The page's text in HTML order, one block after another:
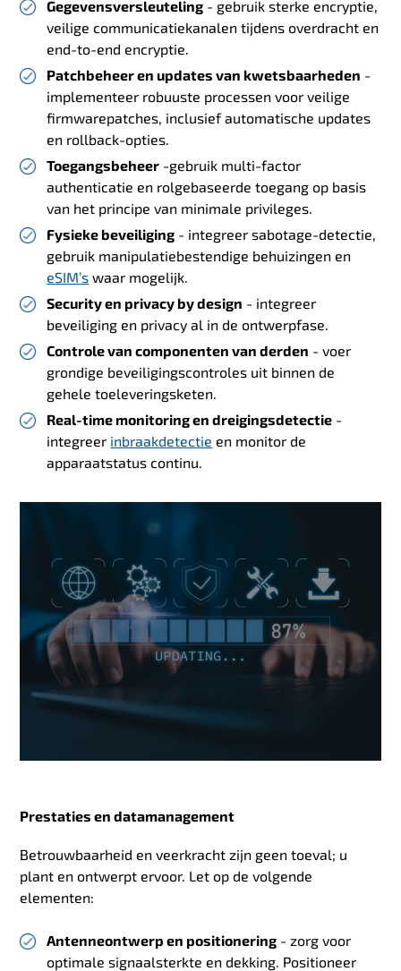
Gegevensversleuteling - gebruik sterke encryptie,
veilige communicatiekanalen tijdens overdracht en
end-to-end encryptie.
Patchbeheer en updates van kwetsbaarheden -
implementeer robuuste processen voor veilige
firmwarepatches, inclusief automatische updates
en rollback-opties.
Toegangsbeheer -gebruik multi-factor
authenticatie en rolgebaseerde toegang op basis
van het principe van minimale privileges.
Fysieke beveiliging - integreer sabotage-detectie,
gebruik manipulatiebestendige behuizingen en
eSIM’s waar mogelijk.
Security en privacy by design - integreer
beveiliging en privacy al in de ontwerpfase.
Controle van componenten van derden - voer
grondige beveiligingscontroles uit binnen de
gehele toeleveringsketen.
Real-time monitoring en dreigingsdetectie -
integreer inbraakdetectie en monitor de
apparaatstatus continu.
Prestaties en datamanagement
Betrouwbaarheid en veerkracht zijn geen toeval; u
plant en ontwerpt ervoor. Let op de volgende
elementen:
Antenneontwerp en positionering - zorg voor
optimale signaalsterkte en dekking. Positioneer